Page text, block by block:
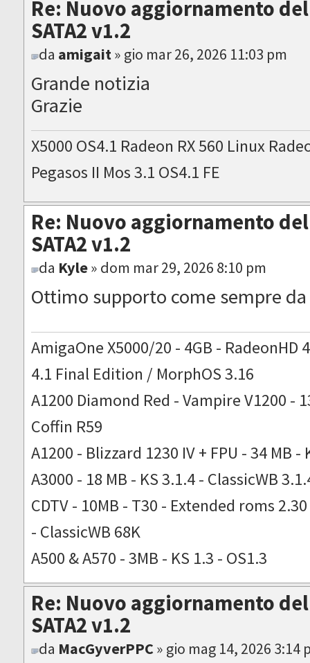
Re: Nuovo aggiornamento
SATA2 v1.2
da amigait» gio mar 26, 2026 11:03 pm
Grande notizia
Grazie
X5000 OS4.1 Radeon RX 560 Linux
Pegasos II Mos 3.1 OS4.1 FE
Re: Nuovo aggiornamento
SATA2 v1.2
da Kyle» dom mar 29, 2026 8:10 pm
Ottimo supporto come sempre
AmigaOne X5000/20 - 4GB - RadeonHD
4.1 Final Edition / MorphOS 3.16
A1200 Diamond Red - Vampire V1200 -
Coffin R59
A1200 - Blizzard 1230 IV + FPU - 34 MB -
A3000 - 18 MB - KS 3.1.4 - ClassicWB
CDTV - 10MB - T30 - Extended roms
- ClassicWB 68K
A500 & A570 - 3MB - KS 1.3 - OS1.3
Re: Nuovo aggiornamento
SATA2 v1.2
da MacGyverPPC » gio mag 14, 2026 3:14